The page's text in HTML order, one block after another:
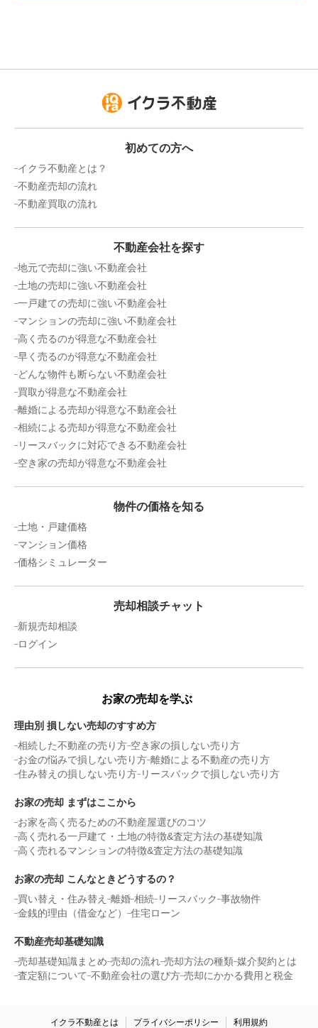
初めての方へ
イクラ不動産とは？
不動産売却の流れ
不動産買取の流れ
不動産会社を探す
地元で売却に強い不動産会社
土地の売却に強い不動産会社
一戸建ての売却に強い不動産会社
マンションの売却に強い不動産会社
高く売るのが得意な不動産会社
早く売るのが得意な不動産会社
どんな物件も断らない不動産会社
買取が得意な不動産会社
離婚による売却が得意な不動産会社
相続による売却が得意な不動産会社
リースバックに対応できる不動産会社
空き家の売却が得意な不動産会社
物件の価格を知る
土地・戸建価格
マンション価格
価格シミュレーター
売却相談チャット
新規売却相談
ログイン
お家の売却を学ぶ
理由別 損しない売却のすすめ方
相続した不動産の売り方 空き家の損しない売り方
お金の悩みで損しない売り方 離婚による不動産の売り方
住み替えの損しない売り方 リースバックで損しない売り方
お家の売却 まずはここから
お家を高く売るための不動産屋選びのコツ
高く売れる一戸建て・土地の特徴&査定方法の基礎知識
高く売れるマンションの特徴&査定方法の基礎知識
お家の売却 こんなときどうするの？
買い替え・住み替え
離婚 相続 リースバック 事故物件
金銭的理由（借金など）
住宅ローン
不動産売却基礎知識
売却基礎知識まとめ 売却の流れ 売却方法の種類 媒介契約とは
査定額について 不動産会社の選び方 売却にかかる費用と税金
イクラ不動産とは プライバシーポリシー 利用規約